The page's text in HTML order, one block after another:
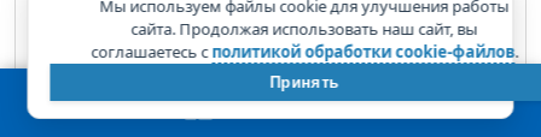
https://www.4tservice.ru/
info@4tservice.ru
КОРЗИНА 0
Мы используем файлы cookie для улучшения работы
сайта. Продолжая использовать наш сайт, вы
соглашаетесь сполитикой обработки cookie-файлов.
Принять